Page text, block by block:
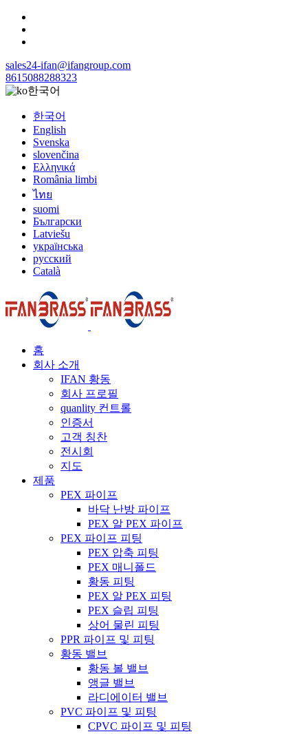
sales24-ifan@ifangroup.com
8615088288323
한국어
한국어
English
Svenska
slovenčina
Ελληνικά
România limbi
ไทย
suomi
Български
Latviešu
українська
русский
Català
홈
회사 소개
IFAN 황동
회사 프로필
quanlity 컨트롤
인증서
고객 칭찬
전시회
지도
제품
PEX 파이프
바닥 난방 파이프
PEX 알 PEX 파이프
PEX 파이프 피팅
PEX 압축 피팅
PEX 매니폴드
황동 피팅
PEX 알 PEX 피팅
PEX 슬립 피팅
상어 물린 피팅
PPR 파이프 및 피팅
황동 밸브
황동 볼 밸브
앵글 밸브
라디에이터 밸브
PVC 파이프 및 피팅
CPVC 파이프 및 피팅